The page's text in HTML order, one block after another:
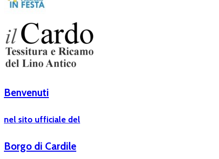
Benvenuti
nel sito ufficiale del
Borgo di Cardile